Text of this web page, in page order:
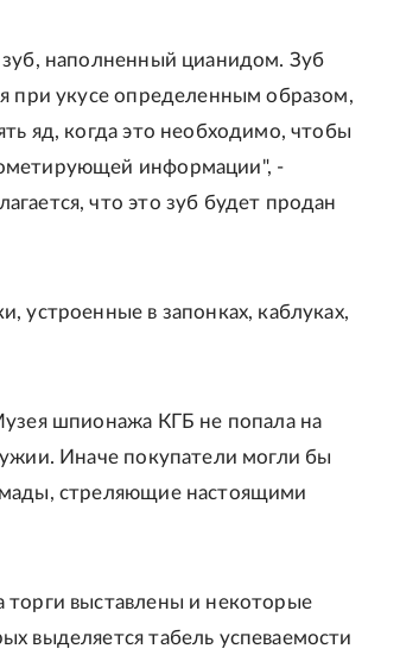
наполненный цианидом. Зуб
при укусе определенным образом,
яд, когда это необходимо, чтобы
информации", -
что это зуб будет продан
устроенные в запонках, каблуках,
шпионажа КГБ не попала на
Иначе покупатели могли бы
стреляющие настоящими
выставлены и некоторые
выделяется табель успеваемости